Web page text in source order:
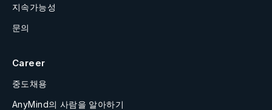
지속가능성
문의
Career
중도채용
AnyMind의 사람을 알아하기